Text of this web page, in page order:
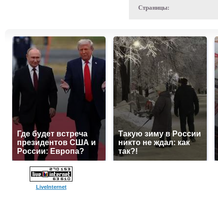
Страницы:
Где будет встреча
президентов США и
России: Европа?
Такую зиму в России
никто не ждал: как
так?!
LiveInternet